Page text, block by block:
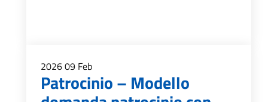
202609 Feb
Patrocinio – Modello